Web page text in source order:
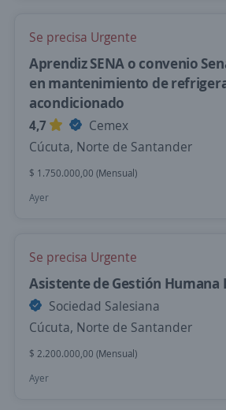
Se precisa Urgente
Aprendiz SENA o convenio
en mantenimiento de
acondicionado
4,7
Cemex
Cúcuta, Norte de Santander
$ 1.750.000,00 (Mensual)
Ayer
Se precisa Urgente
Asistente de Gestión Humana
Sociedad Salesiana
Cúcuta, Norte de Santander
$ 2.200.000,00 (Mensual)
Ayer